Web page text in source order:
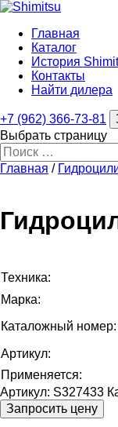
Главная
Каталог
История
Контакты
Найти дилера
+7 (962) 366-73-81
Выбрать страницу
Главная /
Техника:
Марка:
Каталожный номер:
Артикул:
Применяется:
Артикул: S327433
Запросить цену